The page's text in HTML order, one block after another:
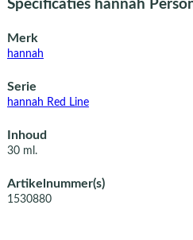
Specificaties hannah
Merk
hannah
Serie
hannah Red Line
Inhoud
30 ml.
Artikelnummer(s)
1530880